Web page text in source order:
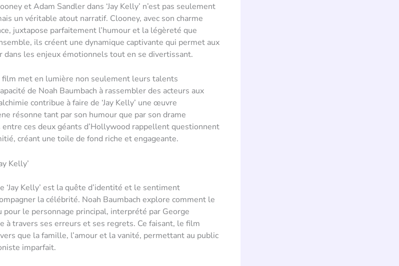
et Adam Sandler dans ‘Jay Kelly’ n’est pas seulement
un véritable atout narratif. Clooney, avec son charme
juxtapose parfaitement l’humour et la légèreté que
ils créent une dynamique captivante qui permet aux
dans les enjeux émotionnels tout en se divertissant.
film met en lumière non seulement leurs talents
de Noah Baumbach à rassembler des acteurs aux
contribue à faire de ‘Jay Kelly’ une œuvre
résonne tant par son humour que par son drame
ces deux géants d’Hollywood rappellent questionnent
créant une toile de fond riche et engageante.
Kelly’
‘Jay Kelly’ est la quête d’identité et le sentiment
la célébrité. Noah Baumbach explore comment le
pour le personnage principal, interprété par George
à travers ses erreurs et ses regrets. Ce faisant, le film
que la famille, l’amour et la vanité, permettant au public
imparfait.